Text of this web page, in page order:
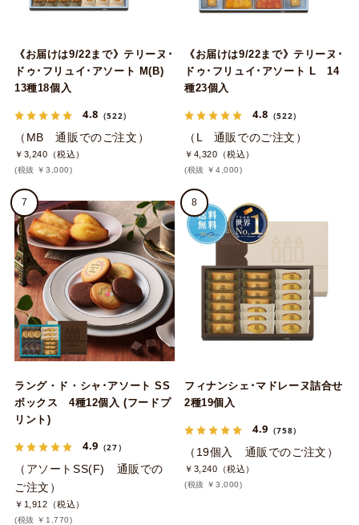
《お届けは9/22まで》テリーヌ･
ドゥ･フリュイ･アソート M(B)
13種18個入
4.8 （522）
（MB 通販でのご注文）
￥3,240（税込）
(税抜 ￥3,000)
《お届けは9/22まで》テリーヌ･
ドゥ･フリュイ･アソート L 14
種23個入
4.8 （522）
（L 通販でのご注文）
￥4,320（税込）
(税抜 ￥4,000)
7
ラング・ド・シャ･アソート SS
ボックス 4種12個入 (フードプ
リント)
4.9 （27）
（アソートSS(F) 通販での
ご注文）
￥1,912（税込）
(税抜 ￥1,770)
8
フィナンシェ･マドレーヌ詰合せ
2種19個入
4.9 （758）
（19個入 通販でのご注文）
￥3,240（税込）
(税抜 ￥3,000)